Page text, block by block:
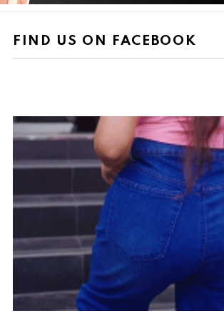
FIND US ON FACEBOOK